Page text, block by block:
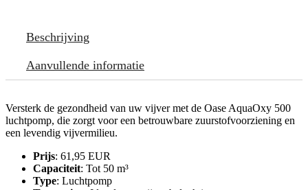
Beschrijving
Aanvullende informatie
Versterk de gezondheid van uw vijver met de Oase AquaOxy 500
luchtpomp, die zorgt voor een betrouwbare zuurstofvoorziening en
een levendig vijvermilieu.
Prijs: 61,95 EUR
Capaciteit: Tot 50 m³
Type: Luchtpomp